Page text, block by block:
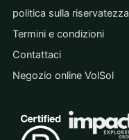
politica sulla riservatezza
Termini e condizioni
Contattaci
Negozio online VolSol